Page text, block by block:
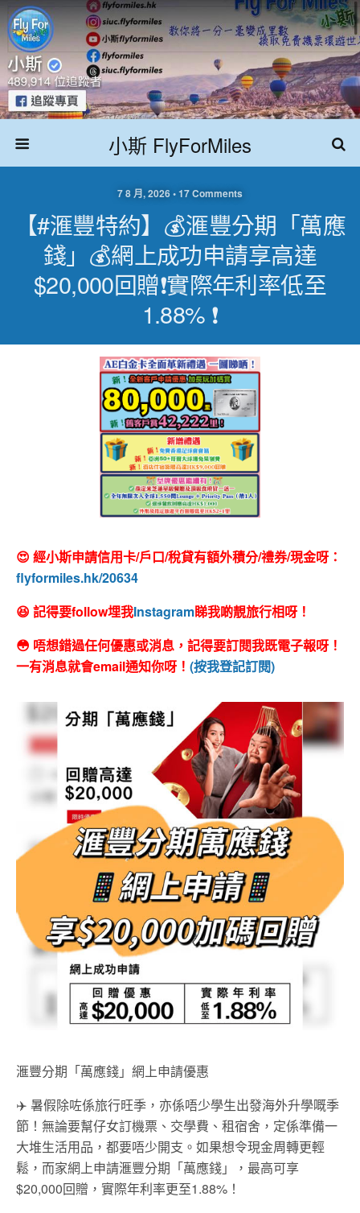
小斯 FlyForMiles
7 8 月, 2026 • 17 Comments
【#滙豐特約】💰滙豐分期「萬應
錢」💰網上成功申請享高達
$20,000回贈❗實際年利率低至
1.88% ❗
😍 經小斯申請信用卡/戶口/稅貸有額外積分/禮券/現金呀：
flyformiles.hk/20634
😆 記得要follow埋我Instagram睇我啲靚旅行相呀！
😳 唔想錯過任何優惠或消息，記得要訂閱我既電子報呀！
一有消息就會email通知你呀！ (按我登記訂閱)
滙豐分期「萬應錢」網上申請優惠
✈️ 暑假除咗係旅行旺季，亦係唔少學生出發海外升學嘅季
節！無論要幫仔女訂機票、交學費、租宿舍，定係準備一
大堆生活用品，都要唔少開支。如果想令現金周轉更輕
鬆，而家網上申請滙豐分期「萬應錢」，最高可享
$20,000回贈，實際年利率更至1.88%！